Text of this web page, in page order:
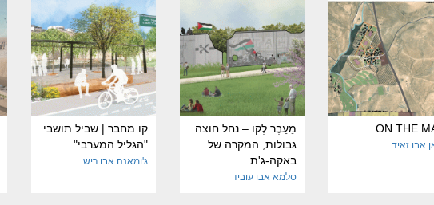
ON THE
אבו זאיד
מֵעֵבֶר לְקו – נחל חוצה
גבולות, המקרה של
באקה-ג'ת
סלמא אבו עוביד
קו מחבר | שביל תושבי
"הגליל המערבי"
ג'ומאנה אבו ריש